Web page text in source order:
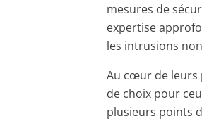
mesures de
expertise
les intrusions
Au cœur de leurs
de choix pour
plusieurs points